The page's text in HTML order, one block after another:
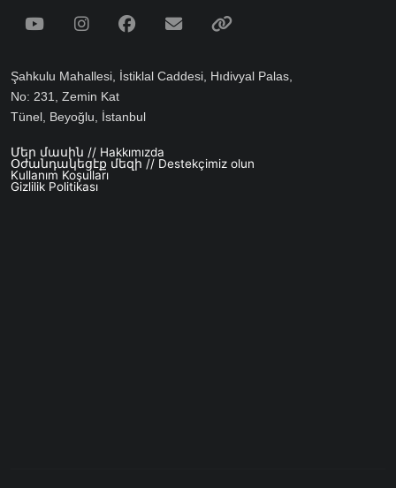
Social Media
YoutubeInstagramFacebook
Email
Şahkulu Mahallesi, İstiklal Caddesi, Hıdivyal Palas,
No: 231, Zemin Kat
Tünel, Beyoğlu, İstanbul
Footer menu
Մեր մասին // Hakkımızda
Օժանդակեցէք մեզի // Destekçimiz olun
Kullanım Koşulları
Gizlilik Politikası